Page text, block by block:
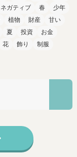
ネガティブ 春
少年
植物 財産
甘い
夏 投資
お金
花 飾り
制服